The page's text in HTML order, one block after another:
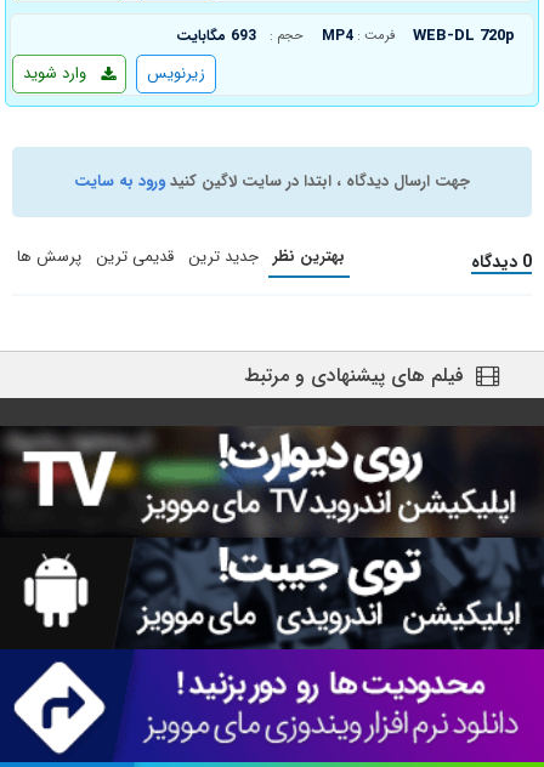
WEB-DL 720p فرمت : MP4 حجم : 693 مگابایت
وارد شوید زیرنویس
جهت ارسال دیدگاه ، ابتدا در سایت لاگین کنیدورود به سایت
0 دیدگاه بهترین نظر جدید ترین قدیمی ترین پرسش ها
فیلم های پیشنهادی و مرتبط